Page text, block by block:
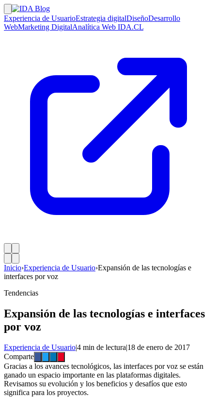
Experiencia de UsuarioEstrategia digitalDiseñoDesarrollo
WebMarketing DigitalAnalítica Web IDA.CL
Inicio›Experiencia de Usuario›Expansión de las tecnologías e
interfaces por voz
Tendencias
Expansión de las tecnologías e interfaces
por voz
Experiencia de Usuario|4 min de lectura|18 de enero de 2017
Comparte
Gracias a los avances tecnológicos, las interfaces por voz se están
ganado un espacio importante en las plataformas digitales.
Revisamos su evolución y los beneficios y desafíos que esto
significa para los proyectos.